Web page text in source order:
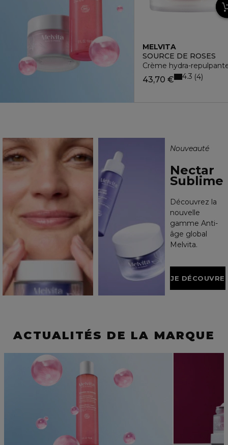
MELVITA
SOURCE DE ROSES
Crème hydra-
43,70 € 4.3 4
Nouveauté
Nectar
Sublime
Découvrez la
nouvelle
gamme Anti-
âge global
Melvita.
JE DÉCOUVRE
ACTUALITÉS DE LA MARQUE